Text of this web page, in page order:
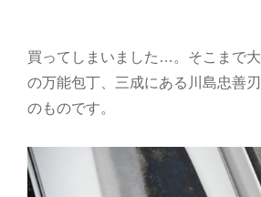
買ってしまいました…。そこまで
の万能包丁、三成にある川島忠善
のものです。